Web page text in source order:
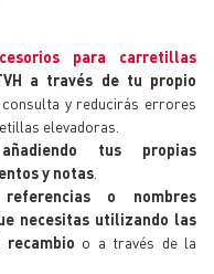
para carretillas
a través de tu propio
consulta y reducirás errores
elevadoras.
tus propias
y notas
o nombres
necesitas utilizando las
recambio o a través de la